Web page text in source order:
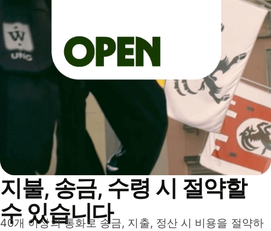
지불, 송금, 수령 시 절약할
수 있습니다
40개 이상의 통화로 송금, 지출, 정산 시 비용을 절약하